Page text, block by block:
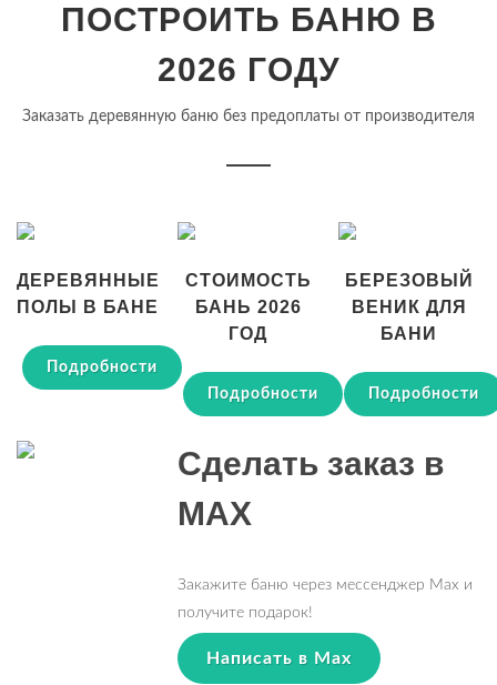
ПОСТРОИТЬ БАНЮ В
2026 ГОДУ
Заказать деревянную баню без предоплаты от производителя
ДЕРЕВЯННЫЕ
ПОЛЫ В БАНЕ
Подробности
СТОИМОСТЬ
БАНЬ 2026
ГОД
Подробности
БЕРЕЗОВЫЙ
ВЕНИК ДЛЯ
БАНИ
Подробности
Сделать заказ в
MAX
Закажите баню через мессенджер Max и
получите подарок!
Написать в Max